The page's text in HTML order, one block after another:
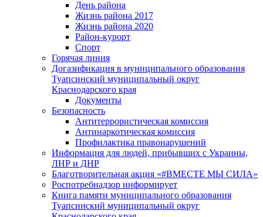
День района
Жизнь района 2017
Жизнь района 2020
Район-курорт
Спорт
Горячая линия
Догазификация в муниципального образования
Туапсинский муниципальный округ
Краснодарского края
Документы
Безопасность
Антитеррористическая комиссия
Антинаркотическая комиссия
Профилактика правонарушений
Информация для людей, прибывших с Украины,
ЛНР и ДНР
Благотворительная акция «#ВМЕСТЕ МЫ СИЛА»
Роспотребнадзор информирует
Книга памяти муниципального образования
Туапсинский муниципальный округ